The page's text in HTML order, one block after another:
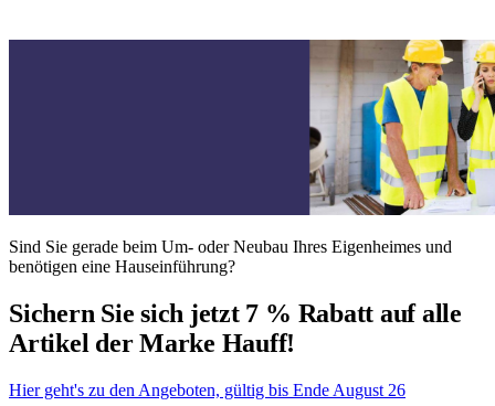
Sind Sie gerade beim Um- oder Neubau Ihres Eigenheimes und
benötigen eine Hauseinführung?
Sichern Sie sich jetzt 7 % Rabatt auf alle
Artikel der Marke Hauff!
Hier geht's zu den Angeboten, gültig bis Ende August 26